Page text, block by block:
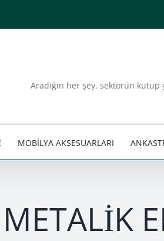
Aradığın her şey, sektörün kutup
MOBİLYA AKSESUARLARI